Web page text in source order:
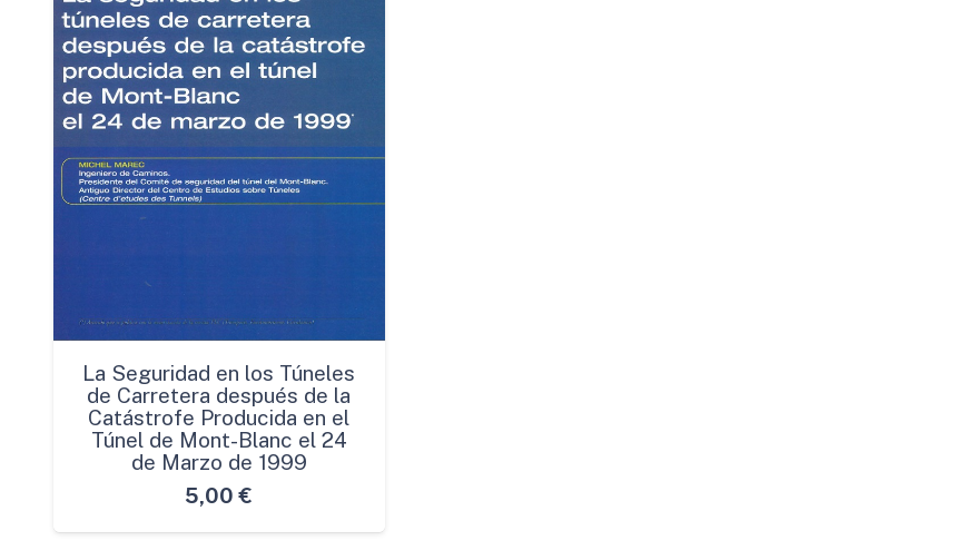
La Seguridad en los Túneles
de Carretera después de la
Catástrofe Producida en el
Túnel de Mont-Blanc el 24
de Marzo de 1999
5,00 €